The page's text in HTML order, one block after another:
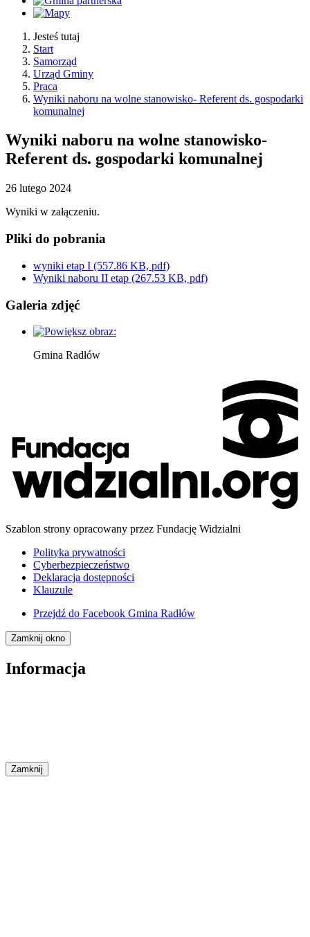
Jesteś tutaj
Start
Samorząd
Urząd Gminy
Praca
Wyniki naboru na wolne stanowisko- Referent ds. gospodarki
komunalnej
Wyniki naboru na wolne stanowisko-
Referent ds. gospodarki komunalnej
26 lutego 2024
Wyniki w załączeniu.
Pliki do pobrania
wyniki etap I (557.86 KB, pdf)
Wyniki naboru II etap (267.53 KB, pdf)
Galeria zdjęć
Gmina Radłów
Szablon strony opracowany przez Fundację Widzialni
Polityka prywatności
Cyberbezpieczeństwo
Deklaracja dostępności
Klauzule
Przejdź do Facebook Gmina Radłów
Zamknij okno
Informacja
Zamknij